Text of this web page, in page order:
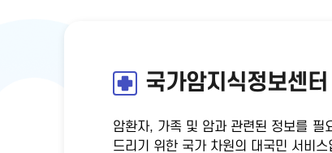
국가암지식정보센터
암환자, 가족 및 암과 관련된 정보를 필
드리기 위한 국가 차원의 대국민 서비스